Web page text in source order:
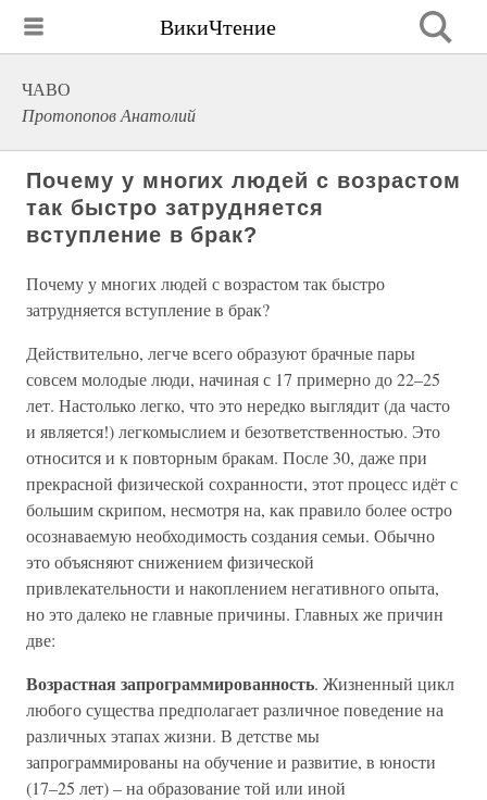
ВикиЧтение
ЧАВО
Протопопов Анатолий
Почему у многих людей с возрастом
так быстро затрудняется
вступление в брак?
Почему у многих людей с возрастом так быстро
затрудняется вступление в брак?
Действительно, легче всего образуют брачные пары
совсем молодые люди, начиная с 17 примерно до 22–25
лет. Настолько легко, что это нередко выглядит (да часто
и является!) легкомыслием и безответственностью. Это
относится и к повторным бракам. После 30, даже при
прекрасной физической сохранности, этот процесс идёт с
большим скрипом, несмотря на, как правило более остро
осознаваемую необходимость создания семьи. Обычно
это объясняют снижением физической
привлекательности и накоплением негативного опыта,
но это далеко не главные причины. Главных же причин
две:
Возрастная запрограммированность. Жизненный цикл
любого существа предполагает различное поведение на
различных этапах жизни. В детстве мы
запрограммированы на обучение и развитие, в юности
(17–25 лет) – на образование той или иной